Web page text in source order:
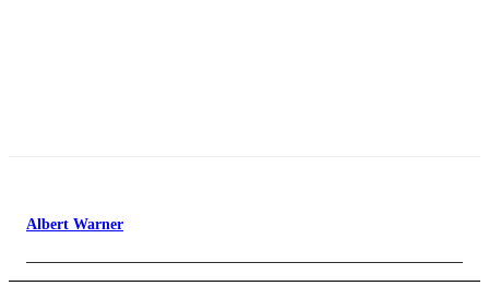
Albert Warner